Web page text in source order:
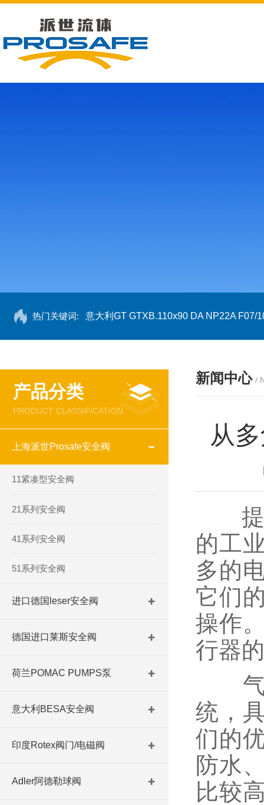
热门关键词: 意大利GT GTXB.110x90 DA NP22A F07/
产品分类
PRODUCT CLASSIFICATION
上海派世Prosafe安全阀
11紧凑型安全阀
21系列安全阀
41系列安全阀
51系列安全阀
进口德国leser安全阀
德国进口莱斯安全阀
荷兰POMAC PUMPS泵
意大利BESA安全阀
印度Rotex阀门/电磁阀
Adler阿德勒球阀
新闻中心 /
从
提
的工
多的
它们
操作
行器
气
统，
们的
防水
比较